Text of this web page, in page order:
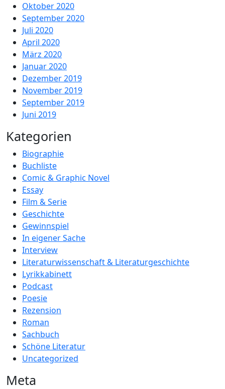
Oktober 2020
September 2020
Juli 2020
April 2020
März 2020
Januar 2020
Dezember 2019
November 2019
September 2019
Juni 2019
Kategorien
Biographie
Buchliste
Comic & Graphic Novel
Essay
Film & Serie
Geschichte
Gewinnspiel
In eigener Sache
Interview
Literaturwissenschaft & Literaturgeschichte
Lyrikkabinett
Podcast
Poesie
Rezension
Roman
Sachbuch
Schöne Literatur
Uncategorized
Meta